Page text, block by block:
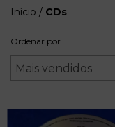
Início / CDs
Ordenar por